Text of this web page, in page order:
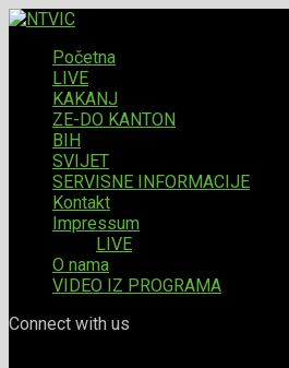
Početna
LIVE
KAKANJ
ZE-DO KANTON
BIH
SVIJET
SERVISNE INFORMACIJE
Kontakt
Impressum
LIVE
O nama
VIDEO IZ PROGRAMA
Connect with us